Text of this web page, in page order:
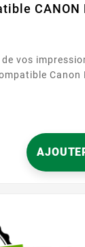
CANON
vos
Canon
impressions
est idéale
600 pages,
fiable